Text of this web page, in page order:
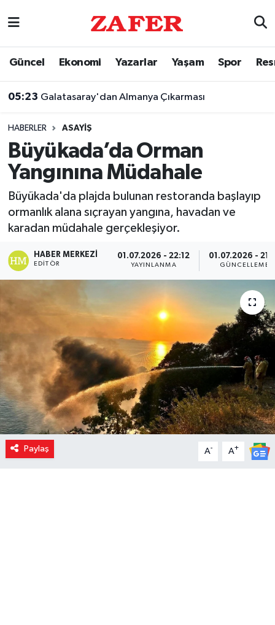
Güncel Ekonomi Yazarlar Yaşam Spor
05:23 Galatasaray'dan Almanya Çıkarması
HABERLER ASAYIŞ
Büyükada’da Orman
Yangınına Müdahale
Büyükada'da plajda bulunan restoranda başlayıp
ormanlık alana sıçrayan yangına, havadan ve
karadan müdahale gerçekleşiyor.
HABER MERKEZI
EDITÖR
01.07.2026 - 22:12
YAYINLANMA
01.07.2026 -
GÜNCELLEME
Paylaş A- A+
Nöbetçi Eczaneler
Trafik Durumu
Süper Lig Puan Durumu ve Fikstür
Tüm Manşetler
Son Dakika Haberleri
Haber Arşivi